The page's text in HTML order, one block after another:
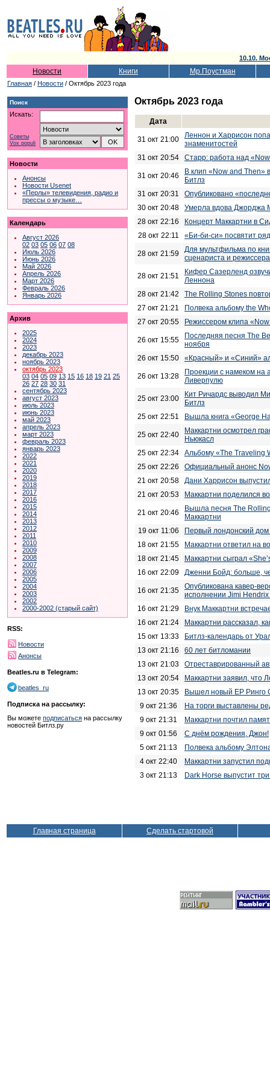
10.10.
Новости Книги Мр.Поустман
Главная / Новости / Октябрь 2023 года
Поиск
Искать:
Советы
Vox populi
Новости
Анонсы
Новости Usenet
«Перлы» телевидения, радио и
прессы о музыке…
Календарь
Август 2026
02 03 05 06 07 08
Июль 2026
Июнь 2026
Май 2026
Апрель 2026
Март 2026
Февраль 2026
Январь 2026
Архив
2025
2024
2023
декабрь 2023
ноябрь 2023
октябрь 2023
03 04 05 09 13 15 16 18 19 21 25
26 27 28 30 31
сентябрь 2023
август 2023
июль 2023
июнь 2023
май 2023
апрель 2023
март 2023
февраль 2023
январь 2023
2022
2021
2020
2019
2018
2017
2016
2015
2014
2013
2012
2011
2010
2009
2008
2007
2006
2005
2004
2003
2002
2000-2002 (старый сайт)
RSS:
Новости
Анонсы
Beatles.ru в Telegram:
beatles_ru
Подписка на рассылку:
Вы можете подписаться на рассылку
новостей Битлз.ру
Октябрь 2023 года
Дата
31 окт 21:00
Леннон и Харрисон
знаменитостей
31 окт 20:54
Старр: работа над
31 окт 20:46
В клип «Now and Then»
Битлз
31 окт 20:31
Опубликовано
30 окт 20:48
Умерла вдова Джорджа
28 окт 22:16
Концерт Маккартни в
28 окт 22:11
«Би-би-си» посвятит
28 окт 21:59
Для мультфильма по
сценариста и режиссера
28 окт 21:51
Кифер Сазерленд
Леннона
28 окт 21:42
The Rolling Stones
27 окт 21:21
Полвека альбому the
27 окт 20:55
Режиссером клипа
26 окт 15:55
Последняя песня The
ноября
26 окт 15:50
«Красный» и «Синий»
26 окт 13:28
Проекции с намеком на
Ливерпулю
25 окт 23:00
Кит Ричардс выводил
Битлз
25 окт 22:51
Вышла книга «George
25 окт 22:40
Маккартни осмотрел
Ньюкасл
25 окт 22:34
Альбому «The Traveling
25 окт 22:26
Официальный анонс
21 окт 20:58
Дани Харрисон
21 окт 20:53
Маккартни поделился
21 окт 20:46
Вышла песня The
Маккартни
19 окт 11:06
Первый лондонский
18 окт 21:55
Маккартни ответил на
18 окт 21:45
Маккартни сыграл
16 окт 22:09
Дженни Бойд: больше,
16 окт 21:35
Опубликована кавер-
исполнении Jimi
16 окт 21:29
Внук Маккартни
16 окт 21:24
Маккартни рассказал,
15 окт 13:33
Битлз-календарь от
13 окт 21:16
60 лет битломании
13 окт 21:03
Отреставрированный
13 окт 20:54
Маккартни заявил, что
13 окт 20:35
Вышел новый ЕР Ринго
9 окт 21:36
На торги выставлены
9 окт 21:31
Маккартни почтил
9 окт 01:56
С днём рождения, Джон!
5 окт 21:13
Полвека альбому
4 окт 22:40
Маккартни запустил
3 окт 21:13
Dark Horse выпустит
Главная страница Сделать стартовой